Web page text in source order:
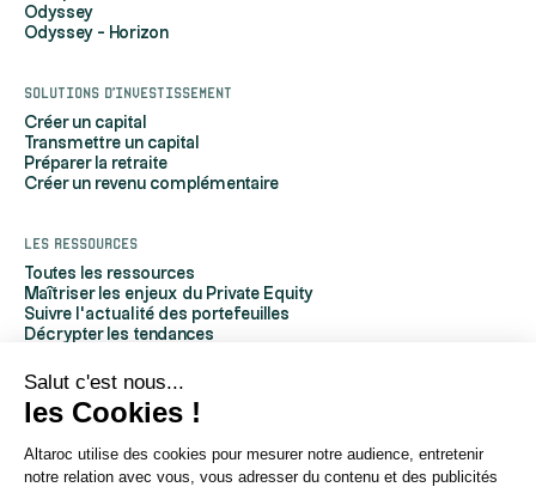
Salut c'est nous...
les Cookies !
Altaroc utilise des cookies pour mesurer notre audience, entretenir
notre relation avec vous, vous adresser du contenu et des publicités
Odyssey
Odyssey - Horizon
Solutions d'investissement
Créer un capital
Transmettre un capital
Préparer la retraite
Créer un revenu complémentaire
Les ressources
Toutes les ressources
Maîtriser les enjeux du Private Equity
Suivre l'actualité des portefeuilles
Décrypter les tendances
Comprendre le Private Equity
Glossaire
À propos d'Altaroc